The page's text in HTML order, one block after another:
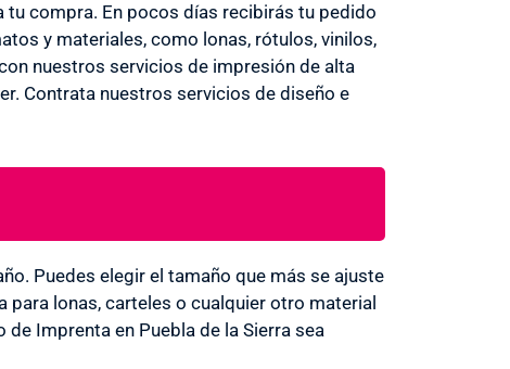
compra. En pocos días recibirás tu pedido
y materiales, como lonas, rótulos, vinilos,
nuestros servicios de impresión de alta
Contrata nuestros servicios de diseño e
Puedes elegir el tamaño que más se ajuste
para lonas, carteles o cualquier otro material
Imprenta en Puebla de la Sierra sea